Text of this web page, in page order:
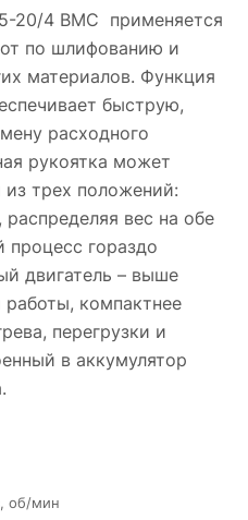
20/4 BMC применяется
по шлифованию и
материалов. Функция
быструю,
расходного
рукоятка может
из трех положений:
распределяя вес на обе
процесс гораздо
двигатель – выше
компактнее
перегрузки и
в аккумулятор
об/мин